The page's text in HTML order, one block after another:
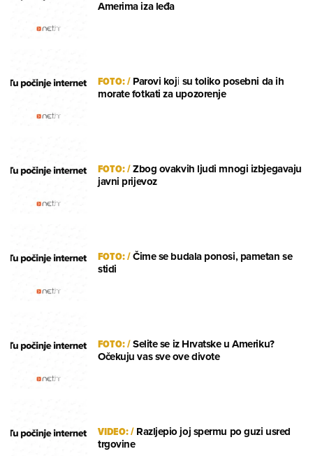
Amerima iza leđa
FOTO:/Parovi koji su toliko posebni da ih
morate fotkati za upozorenje
FOTO:/Zbog ovakvih ljudi mnogi izbjegavaju
javni prijevoz
FOTO:/Čime se budala ponosi, pametan se
stidi
FOTO:/Selite se iz Hrvatske u Ameriku?
Očekuju vas sve ove divote
VIDEO:/Razljepio joj spermu po guzi usred
trgovine